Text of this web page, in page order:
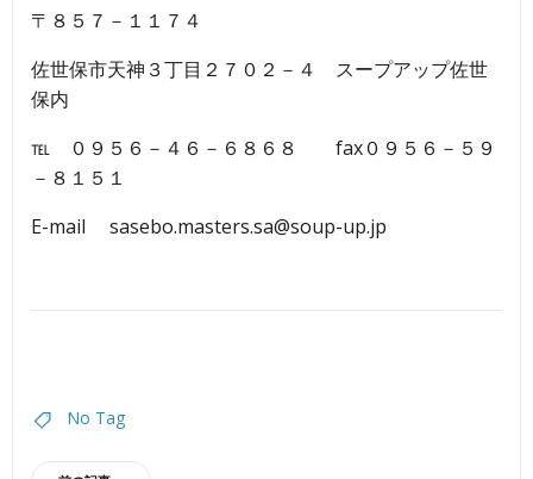
〒８５７－１１７４
佐世保市天神３丁目２７０２－４ スープアップ佐世
保内
℡ ０９５６－４６－６８６８ fax０９５６－５９
－８１５１
E-mail sasebo.masters.sa@soup-up.jp
No Tag